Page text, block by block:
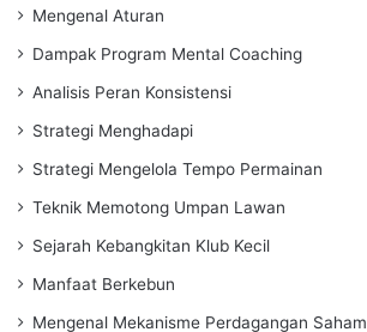
Mengenal Aturan
Dampak Program Mental Coaching
Analisis Peran Konsistensi
Strategi Menghadapi
Strategi Mengelola Tempo Permainan
Teknik Memotong Umpan Lawan
Sejarah Kebangkitan Klub Kecil
Manfaat Berkebun
Mengenal Mekanisme Perdagangan Saham